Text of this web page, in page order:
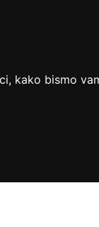
kako bismo